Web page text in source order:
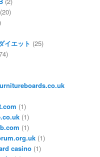
イエット (25)
(1)
(1)
(1)
(1)
casino (1)